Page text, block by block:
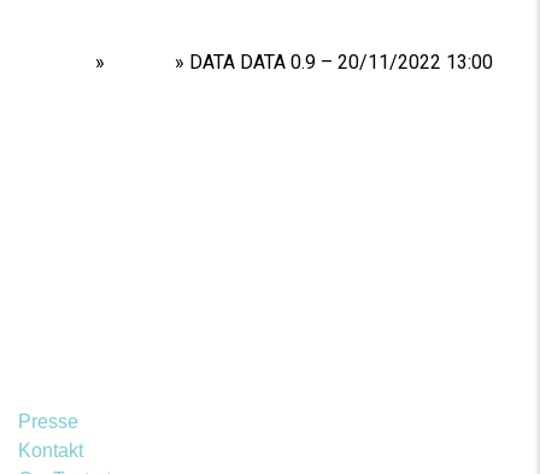
» » DATA DATA 0.9 – 20/11/2022 13:00
Presse
Kontakt